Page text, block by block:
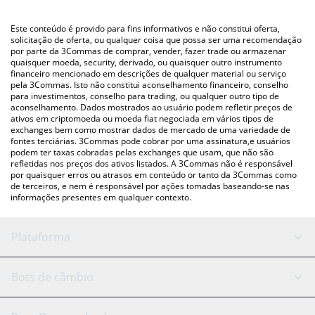
acima para verificar o último preço de Changer nas principais
moedas fiat e criptográficas.
Este conteúdo é provido para fins informativos e não constitui oferta,
solicitação de oferta, ou qualquer coisa que possa ser uma recomendação
por parte da 3Commas de comprar, vender, fazer trade ou armazenar
quaisquer moeda, security, derivado, ou quaisquer outro instrumento
financeiro mencionado em descrições de qualquer material ou serviço
pela 3Commas. Isto não constitui aconselhamento financeiro, conselho
para investimentos, conselho para trading, ou qualquer outro tipo de
aconselhamento. Dados mostrados ao usuário podem refletir preços de
ativos em criptomoeda ou moeda fiat negociada em vários tipos de
exchanges bem como mostrar dados de mercado de uma variedade de
fontes terciárias. 3Commas pode cobrar por uma assinatura,e usuários
podem ter taxas cobradas pelas exchanges que usam, que não são
refletidas nos preços dos ativos listados. A 3Commas não é responsável
por quaisquer erros ou atrasos em conteúdo or tanto da 3Commas como
de terceiros, e nem é responsável por ações tomadas baseando-se nas
informações presentes em qualquer contexto.
Plataforma
Bot GRID
Bots de câmbio